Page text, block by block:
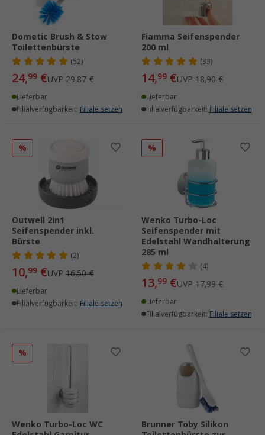
Dometic Brush & Stow
Toilettenbürste
(52)
24,99 €UVP 29,87 €
Lieferbar
Filialverfügbarkeit: Filiale setzen
Fiamma Seifenspender
200 ml
(33)
14,99 €UVP 18,90 €
Lieferbar
Filialverfügbarkeit: Filiale setzen
%
Outwell 2in1
Seifenspender inkl.
Bürste
(2)
10,99 €UVP 16,50 €
Lieferbar
Filialverfügbarkeit: Filiale setzen
%
Wenko Turbo-Loc
Seifenspender mit
Edelstahl Wandhalterung
285 ml
(4)
13,99 €UVP 17,99 €
Lieferbar
Filialverfügbarkeit: Filiale setzen
%
Wenko Turbo-Loc WC
Brunner Toby Silikon